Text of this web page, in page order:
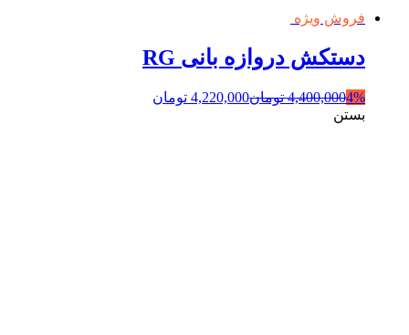
فروش ویژه
دستکش دروازه بانی RG
4%
4,400,000 تومان4,220,000 تومان
بستن